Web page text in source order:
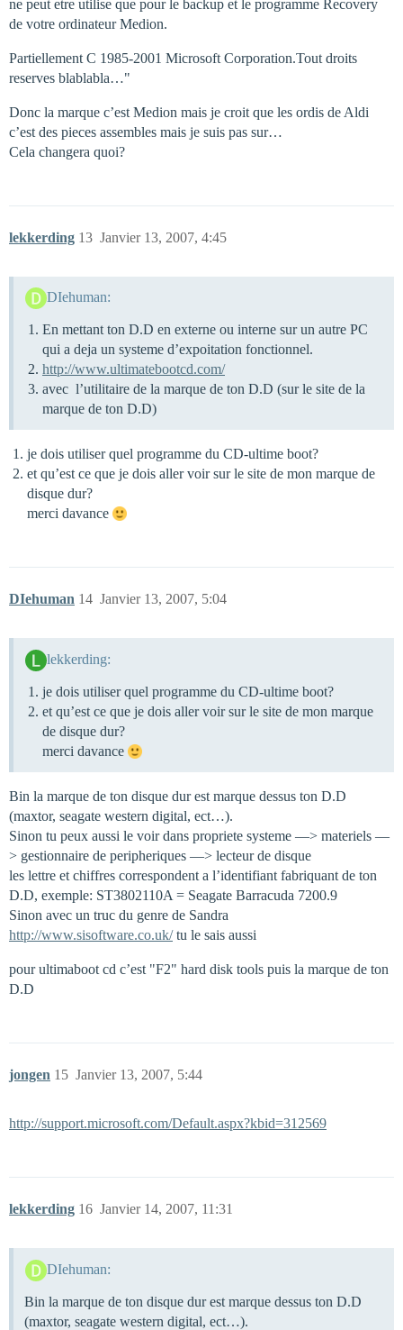
ne peut etre utilise que pour le backup et le programme Recovery
de votre ordinateur Medion.
Partiellement C 1985-2001 Microsoft Corporation.Tout droits
reserves blablabla…"
Donc la marque c’est Medion mais je croit que les ordis de Aldi
c’est des pieces assembles mais je suis pas sur…
Cela changera quoi?
lekkerding Janvier 13, 2007, 4:45
13
DIehuman:
En mettant ton D.D en externe ou interne sur un autre PC
qui a deja un systeme d’expoitation fonctionnel.
http://www.ultimatebootcd.com/
avec l’utilitaire de la marque de ton D.D (sur le site de la
marque de ton D.D)
je dois utiliser quel programme du CD-ultime boot?
et qu’est ce que je dois aller voir sur le site de mon marque de
disque dur?
merci davance
DIehuman Janvier 13, 2007, 5:04
14
lekkerding:
je dois utiliser quel programme du CD-ultime boot?
et qu’est ce que je dois aller voir sur le site de mon marque
de disque dur?
merci davance
Bin la marque de ton disque dur est marque dessus ton D.D
(maxtor, seagate western digital, ect…).
Sinon tu peux aussi le voir dans propriete systeme —> materiels —
> gestionnaire de peripheriques —> lecteur de disque
les lettre et chiffres correspondent a l’identifiant fabriquant de ton
D.D, exemple: ST3802110A = Seagate Barracuda 7200.9
Sinon avec un truc du genre de Sandra
http://www.sisoftware.co.uk/tu le sais aussi
pour ultimaboot cd c’est "F2" hard disk tools puis la marque de ton
D.D
jongen Janvier 13, 2007, 5:44
15
http://support.microsoft.com/Default.aspx?kbid=312569
lekkerding Janvier 14, 2007, 11:31
16
DIehuman:
Bin la marque de ton disque dur est marque dessus ton D.D
(maxtor, seagate western digital, ect…).